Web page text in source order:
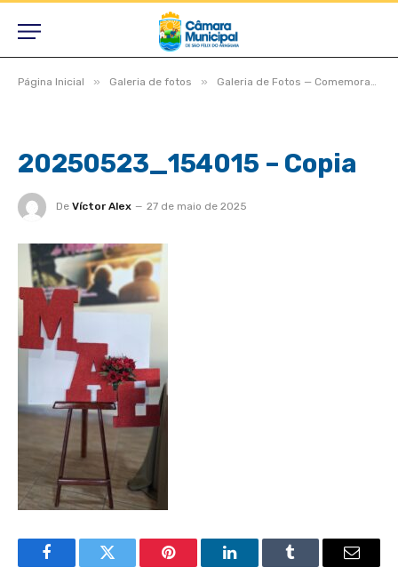
Página Inicial » Galeria de fotos » Galeria de Fotos — Comemoração do Dia das Mães no Centro da Terceira Idade
20250523_154015 – Copia
De Víctor Alex 27 de maio de 2025
FacebookTwitter Pinterest LinkedInTumblr Email